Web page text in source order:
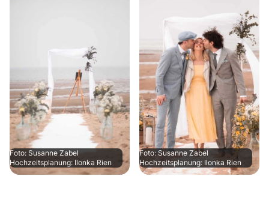
Foto: Susanne Zabel
Hochzeitsplanung: Ilonka Rien
Foto: Susanne Zabel
Hochzeitsplanung: Ilonka Rien